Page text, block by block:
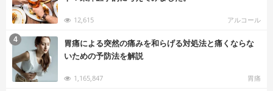
12,615 アルコール
胃痛による突然の痛みを和らげる対処法と痛くならな
いための予防法を解説
1,165,847 胃痛
4